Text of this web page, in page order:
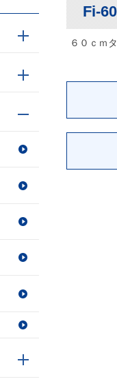
Fi-
６０ｃｍ